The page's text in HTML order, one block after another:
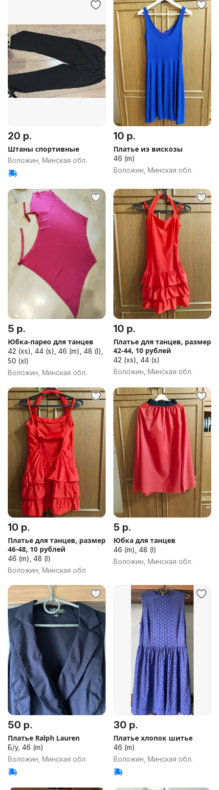
20 р.
Штаны спортивные
Воложин, Минская обл.
10 р.
Платье из вискозы
46 (m)
Воложин, Минская обл.
5 р.
Юбка-парео для танцев
42 (xs), 44 (s), 46 (m), 48 (l),
50 (xl)
Воложин, Минская обл.
10 р.
Платье для танцев, размер
42-44, 10 рублей
42 (xs), 44 (s)
Воложин, Минская обл.
10 р.
Платье для танцев, размер
46-48, 10 рублей
46 (m), 48 (l)
Воложин, Минская обл.
5 р.
Юбка для танцев
46 (m), 48 (l)
Воложин, Минская обл.
50 р.
Платье Ralph Lauren
Б/у, 46 (m)
Воложин, Минская обл.
30 р.
Платье хлопок шитье
46 (m)
Воложин, Минская обл.